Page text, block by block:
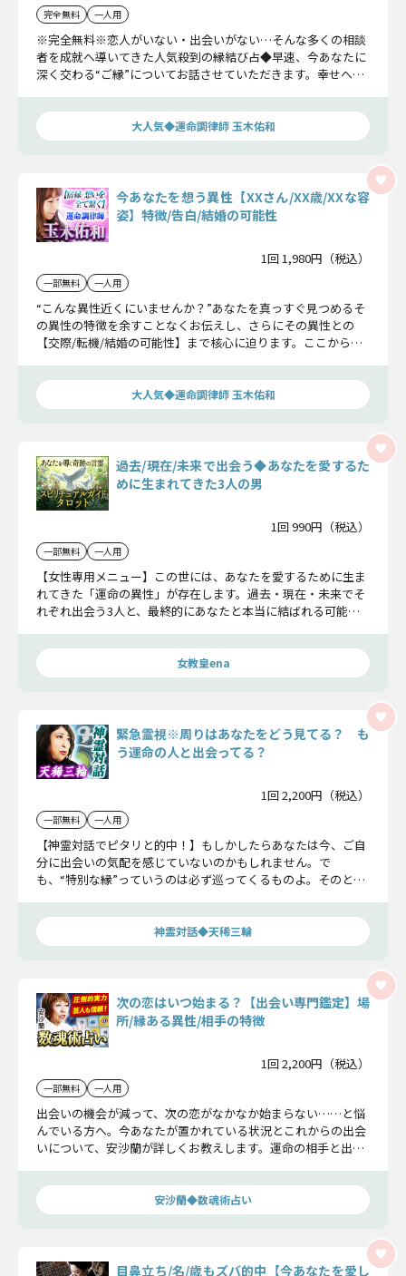
完全無料 一人用
※完全無料※恋人がいない・出会いがない…そんな多くの相談
者を成就へ導いてきた人気殺到の縁結び占◆早速、今あなたに
深く交わる“ご縁”についてお話させていただきます。幸せへの
大人気◆運命調律師 玉木佑和
今あなたを想う異性【XXさん/XX歳/XXな容
姿】特徴/告白/結婚の可能性
1回 1,980円（税込）
一部無料 一人用
“こんな異性近くにいませんか？”あなたを真っすぐ見つめるそ
の異性の特徴を余すことなくお伝えし、さらにその異性との
【交際/転機/結婚の可能性】まで核心に迫ります。ここから幸
大人気◆運命調律師 玉木佑和
過去/現在/未来で出会う◆あなたを愛するた
めに生まれてきた3人の男
1回 990円（税込）
一部無料 一人用
【女性専用メニュー】この世には、あなたを愛するために生ま
れてきた「運命の異性」が存在します。過去・現在・未来でそ
れぞれ出会う3人と、最終的にあなたと本当に結ばれる可能性
女教皇ena
緊急霊視※周りはあなたをどう見てる？ も
う運命の人と出会ってる？
1回 2,200円（税込）
一部無料 一人用
【神霊対話でピタリと的中！】もしかしたらあなたは今、ご自
分に出会いの気配を感じていないのかもしれません。で
も、“特別な縁”っていうのは必ず巡ってくるものよ。そのとき
たものを、ズバリお伝えするわね。
神霊対話◆天稀三輪
次の恋はいつ始まる？【出会い専門鑑定】場
所/縁ある異性/相手の特徴
1回 2,200円（税込）
一部無料 一人用
出会いの機会が減って、次の恋がなかなか始まらない……と悩
んでいる方へ。今あなたが置かれている状況とこれからの出会
いについて、安沙蘭が詳しくお教えします。運命の相手と出会
くない人は必見です！
安沙蘭◆数魂術占い
目鼻立ち/名/歳もズバ的中【今あなたを愛し